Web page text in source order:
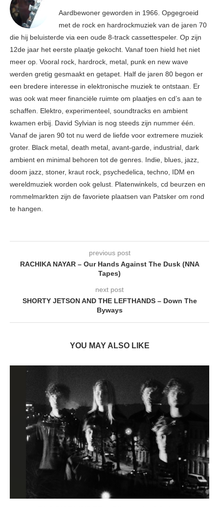
Aardbewoner geworden in 1966. Opgegroeid
met de rock en hardrockmuziek van de jaren 70
die hij beluisterde via een oude 8-track cassettespeler. Op zijn
12de jaar het eerste plaatje gekocht. Vanaf toen hield het niet
meer op. Vooral rock, hardrock, metal, punk en new wave
werden gretig gesmaakt en getapet. Half de jaren 80 begon er
een bredere interesse in elektronische muziek te ontstaan. Er
was ook wat meer financiële ruimte om plaatjes en cd’s aan te
schaffen. Elektro, experimenteel, soundtracks en ambient
kwamen erbij. David Sylvian is nog steeds zijn nummer één.
Vanaf de jaren 90 tot nu werd de liefde voor extremere muziek
groter. Black metal, death metal, avant-garde, industrial, dark
ambient en minimal behoren tot de genres. Indie, blues, jazz,
doom jazz, stoner, kraut rock, psychedelica, techno, IDM en
wereldmuziek worden ook gelust. Platenwinkels, cd beurzen en
rommelmarkten zijn de favoriete plaatsen van Patsker om rond
te hangen.
previous post
RACHIKA NAYAR – Our Hands Against The Dusk (NNA
Tapes)
next post
SHORTY JETSON AND THE LEFTHANDS – Down The
Byways
YOU MAY ALSO LIKE